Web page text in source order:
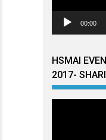
00:00
HSMAI
2017-